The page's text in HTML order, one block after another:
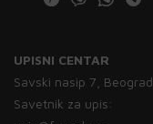
UPISNI CENTAR
Savski nasip 7, Beograd
Savetnik za upis: